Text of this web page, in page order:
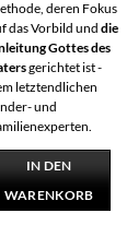
deren Fokus
das Vorbild und die
Gottes des
gerichtet ist -
letztendlichen
und
IN DEN
WARENKORB